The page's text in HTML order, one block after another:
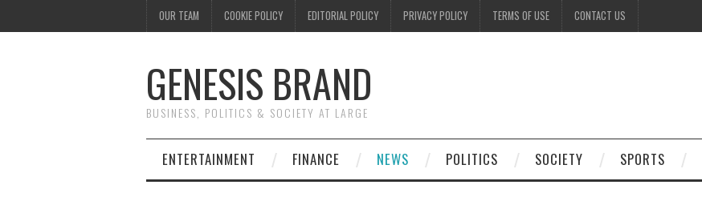
OUR TEAM COOKIE POLICY EDITORIAL POLICY PRIVACY POLICY TERMS OF USE CONTACT US
GENESIS BRAND
BUSINESS, POLITICS & SOCIETY AT LARGE
ENTERTAINMENT FINANCE NEWS POLITICS SOCIETY SPORTS